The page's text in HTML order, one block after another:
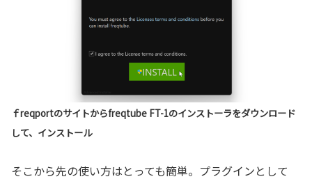
ｆreqportのサイトからfreqtube FT-1のインストーラをダウンロード
して、インストール
そこから先の使い方はとっても簡単。プラグインとして